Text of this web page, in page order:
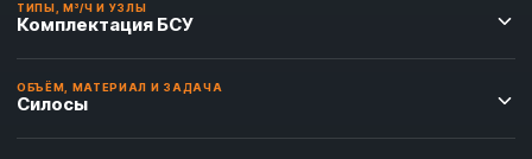
ТИПЫ, М³/Ч И УЗЛЫ
Комплектация БСУ
ОБЪЁМ, МАТЕРИАЛ И ЗАДАЧА
Силосы